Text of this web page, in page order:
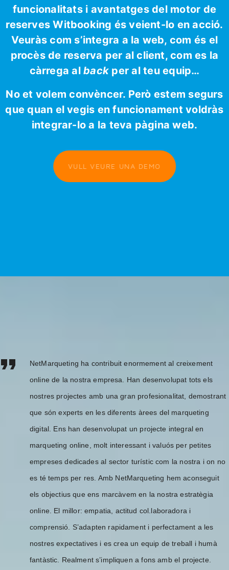
funcionalitats i avantatges del motor de
reserves Witbooking és veient-lo en acció.
Veuràs com s’integra a la web, com és el
procès de reserva per al client, com es la
càrrega alback per al teu equip…
No et volem convèncer. Però estem segurs
que quan el vegis en funcionament voldràs
integrar-lo a la teva pàgina web.
VULL VEURE UNA DEMO
NetMarqueting ha contribuit enormement al creixement
online de la nostra empresa. Han desenvolupat tots els
nostres projectes amb una gran profesionalitat, demostrant
que són experts en les diferents àrees del marqueting
digital. Ens han desenvolupat un projecte integral en
marqueting online, molt interessant i valuós per petites
empreses dedicades al sector turístic com la nostra i on no
es té temps per res. Amb NetMarqueting hem aconseguit
els objectius que ens marcàvem en la nostra estratègia
online. El millor: empatia, actitud col.laboradora i
comprensió. S’adapten rapidament i perfectament a les
nostres expectatives i es crea un equip de treball i humà
fantàstic. Realment s’impliquen a fons amb el projecte.